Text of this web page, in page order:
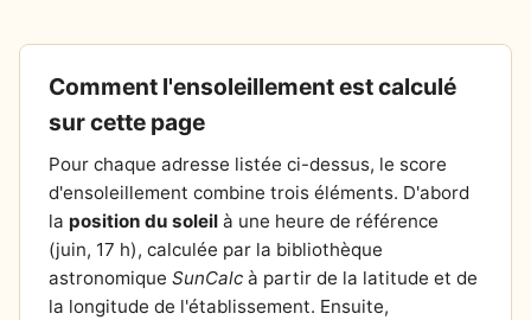
Comment l'ensoleillement est calculé
sur cette page
Pour chaque adresse listée ci-dessus, le score
d'ensoleillement combine trois éléments. D'abord
la position du soleil à une heure de référence
(juin, 17 h), calculée par la bibliothèque
astronomique SunCalc à partir de la latitude et de
la longitude de l'établissement. Ensuite,